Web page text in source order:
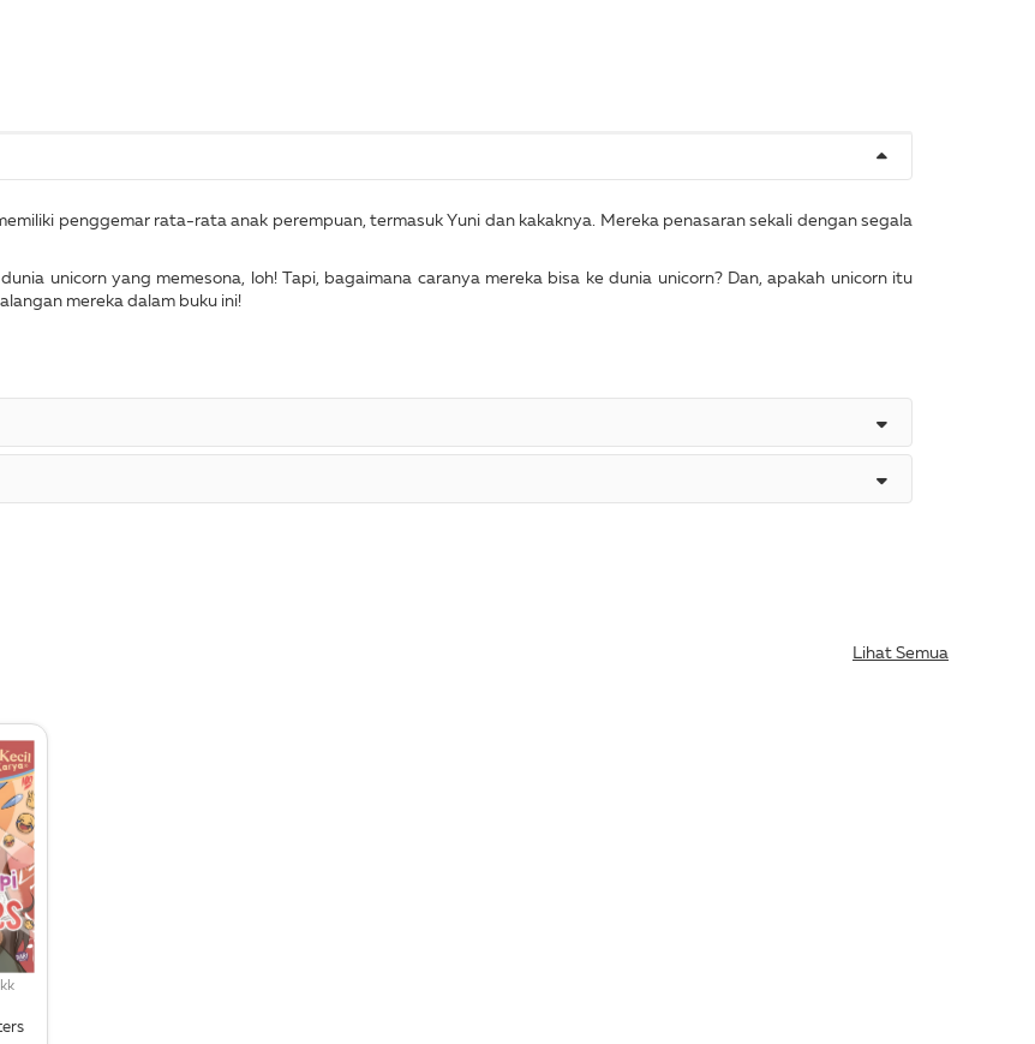
penggemar rata-rata anak perempuan, termasuk Yuni dan kakaknya. Mereka penasaran sekali dengan segala
unicorn yang memesona, loh! Tapi, bagaimana caranya mereka bisa ke dunia unicorn? Dan, apakah unicorn itu
mereka dalam buku ini!
Lihat Semua